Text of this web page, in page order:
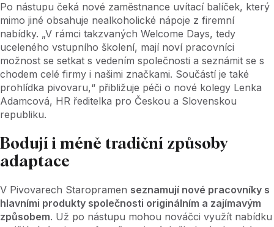
Po nástupu čeká nové zaměstnance uvítací balíček, který
mimo jiné obsahuje nealkoholické nápoje z firemní
nabídky. „V rámci takzvaných Welcome Days, tedy
uceleného vstupního školení, mají noví pracovníci
možnost se setkat s vedením společnosti a seznámit se s
chodem celé firmy i našimi značkami. Součástí je také
prohlídka pivovaru,“ přibližuje péči o nové kolegy Lenka
Adamcová, HR ředitelka pro Českou a Slovenskou
republiku.
Bodují i méně tradiční způsoby
adaptace
V Pivovarech Staropramen seznamují nové pracovníky s
hlavními produkty společnosti originálním a zajímavým
způsobem. Už po nástupu mohou nováčci využít nabídku